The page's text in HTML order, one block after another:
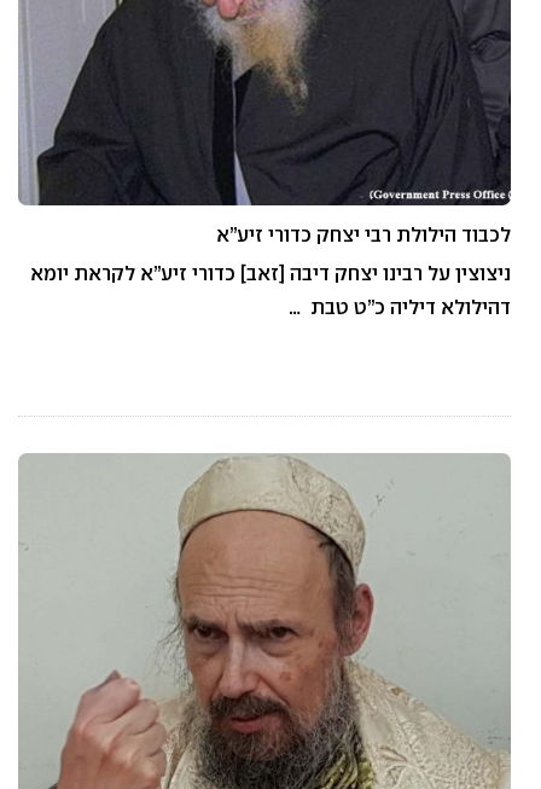
לכבוד הילולת רבי יצחק כדורי זיע”א
ניצוצין על רבינו יצחק דיבה [זאב] כדורי זיע”א לקראת יומא
דהילולא דיליה כ”ט טבת …